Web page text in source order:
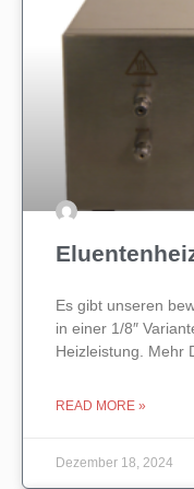
Es gibt unseren
in einer 1/8″
Heizleistung. Mehr
READ MORE »
Dezember 18, 2024